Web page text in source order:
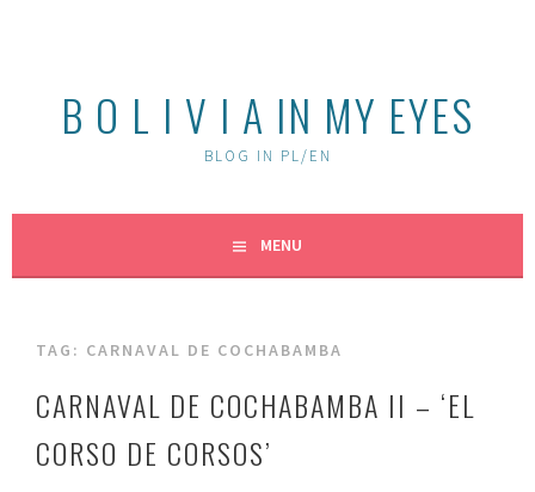
B O L I V I A IN MY EYES
BLOG IN PL/EN
MENU
TAG: CARNAVAL DE COCHABAMBA
CARNAVAL DE COCHABAMBA II – ‘EL
CORSO DE CORSOS’